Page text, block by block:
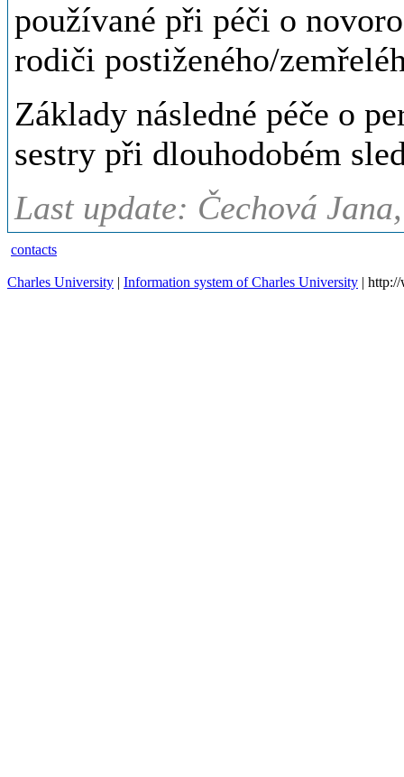
používané při péči o
rodiči postiženého/
Základy následné péče o
sestry při dlouhodobém
Last update: Čechová
contacts
Charles University | Information system of Charles University |